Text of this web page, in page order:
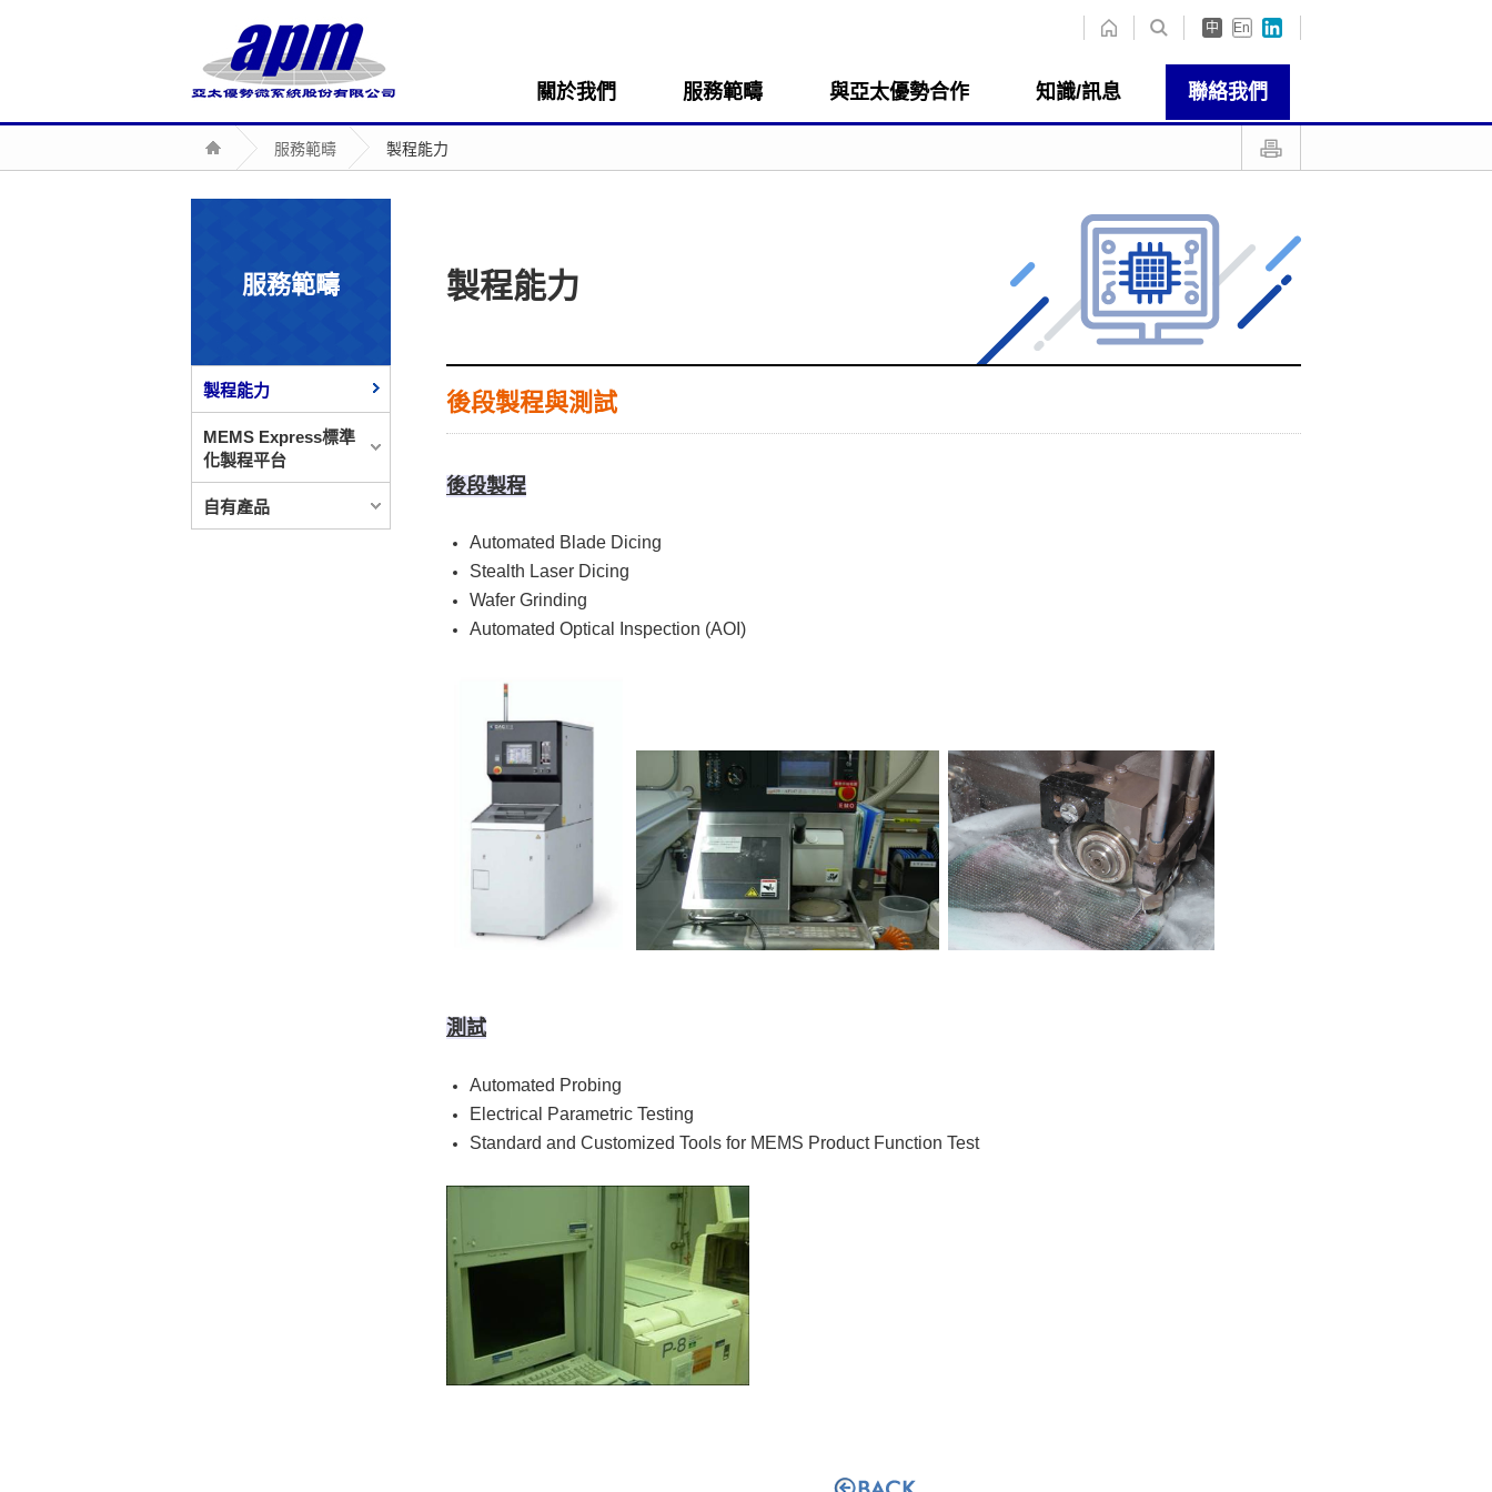
中 En
聯絡我們
知識/訊息
與亞太優勢合作
服務範疇
關於我們
服務範疇 製程能力
服務範疇
製程能力
MEMS Express標準
化製程平台
自有產品
製程能力
後段製程與測試
後段製程
Automated Blade Dicing
Stealth Laser Dicing
Wafer Grinding
Automated Optical Inspection (AOI)
測試
Automated Probing
Electrical Parametric Testing
Standard and Customized Tools for MEMS Product Function Test